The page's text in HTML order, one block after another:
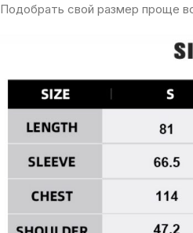
Подобрать свой размер проще